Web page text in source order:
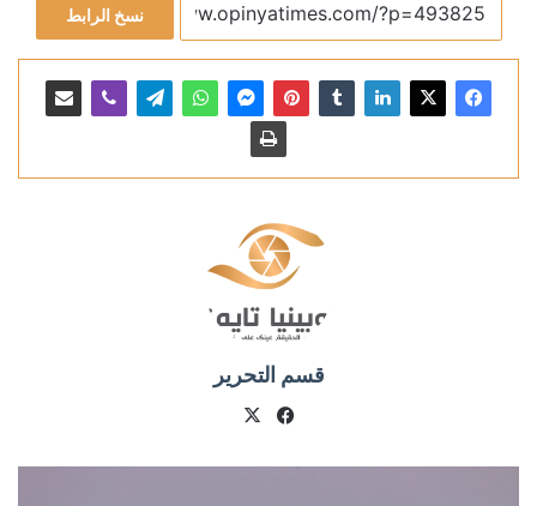
نسخ الرابط
قسم التحرير
فيسبوك